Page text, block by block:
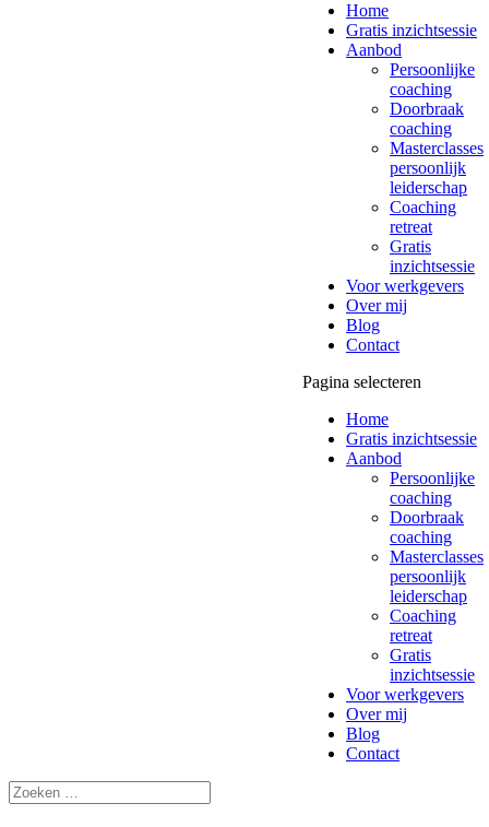
Home
Gratis inzichtsessie
Aanbod
Persoonlijke
coaching
Doorbraak
coaching
Masterclasses
persoonlijk
leiderschap
Coaching
retreat
Gratis
inzichtsessie
Voor werkgevers
Over mij
Blog
Contact
Pagina selecteren
Home
Gratis inzichtsessie
Aanbod
Persoonlijke
coaching
Doorbraak
coaching
Masterclasses
persoonlijk
leiderschap
Coaching
retreat
Gratis
inzichtsessie
Voor werkgevers
Over mij
Blog
Contact